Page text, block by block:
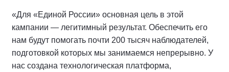
«Для «Единой России» основная цель в этой
кампании — легитимный результат. Обеспечить его
нам будут помогать почти 200 тысяч наблюдателей,
подготовкой которых мы занимаемся непрерывно. У
нас создана технологическая платформа,